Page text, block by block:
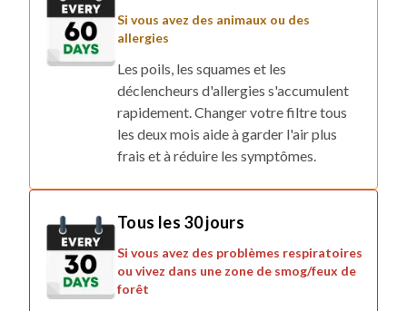
Si vous avez des animaux ou des
allergies
Les poils, les squames et les
déclencheurs d'allergies s'accumulent
rapidement. Changer votre filtre tous
les deux mois aide à garder l'air plus
frais et à réduire les symptômes.
Tous les 30 jours
Si vous avez des problèmes respiratoires
ou vivez dans une zone de smog/feux de
forêt